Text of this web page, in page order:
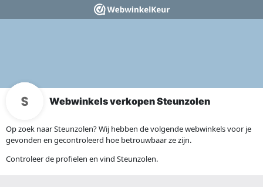
Webwinkels verkopen Steunzolen
Op zoek naar Steunzolen? Wij hebben de volgende webwinkels voor je
gevonden en gecontroleerd hoe betrouwbaar ze zijn.
Controleer de profielen en vind Steunzolen.